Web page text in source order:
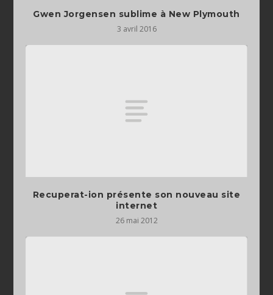
Gwen Jorgensen sublime à New Plymouth
3 avril 2016
Recuperat-ion présente son nouveau site
internet
26 mai 2012